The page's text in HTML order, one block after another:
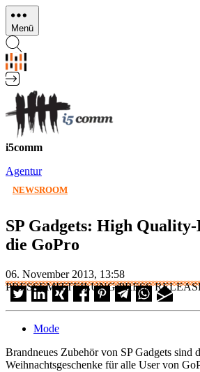
Direkt
zum
Inhalt
Menü
i5comm
Agentur
NEWSROOM
SP Gadgets: High
die GoPro
06. November 2013, 13:58
PRESSEMITTEILUNG/PRESS
Mode
Brandneues Zubehör von SP Gadgets sind
Weihnachtsgeschenke für alle User von